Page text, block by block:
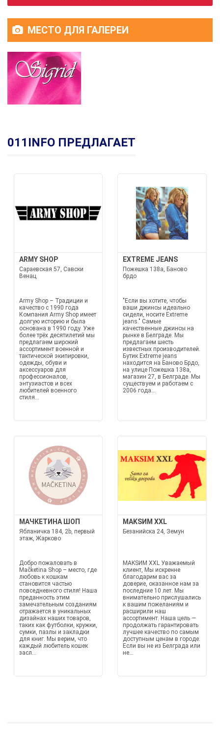
МЕСТО ДЛЯ ГАЛЕРЕИ
011INFO ПРЕДЛАГАЕТ
ARMY SHOP
Сараевская 57, Савски
Венац
Army Shop – Традиции и
качество с 1990 года
Компания Army Shop имеет
долгую историю и была
основана в 1990 году. Уже
более трёх десятилетий мы
предлагаем широкий
ассортимент военной и
тактической экипировки,
одежды, обуви и
аксессуаров для
профессионалов,
энтузиастов и всех
любителей военного
стиля...
EXTREME JEANS
Пожешка 138а, Баново
брдо
"Если вы хотите, чтобы
ваши джинсы идеально
сидели, носите Extreme
jeans." Самые
качественные джинсы на
рынке в Белграде. Мы
предлагаем шесть
известных производителей.
Бутик Extreme jeans
находится на Баново Брдо,
на улице Пожешка 138а,
магазин 27, в Белграде. Мы
существуем и работаем с
2006 года...
МАЧКЕТИНА ШОП
Ябланичка 184, 2b, первый
этаж, Жарково
Добро пожаловать в
Mačketina Shop – место, где
любовь к кошкам
становится частью
повседневного стиля! Наша
преданность этим
замечательным созданиям
отражается в уникальных
дизайнах наших товаров,
таких как футболки, кружки,
сумки, пазлы и закладки
для книг. Мы верим, что
каждый любитель кошек
засл...
МАKSИМ XXL
Безанийска 24, Земун
МАKSИМ XXL Уважаемый
клиент, Мы искренне
благодарим вас за
доверие, оказанное нам за
последние 10 лет. Мы
внимательно прислушались
к вашим пожеланиям и
расширили наш
ассортимент. Наша цель —
продолжать гарантировать
лучшее качество по самым
доступным ценам в городе.
Если вы не из Белграда или
не...